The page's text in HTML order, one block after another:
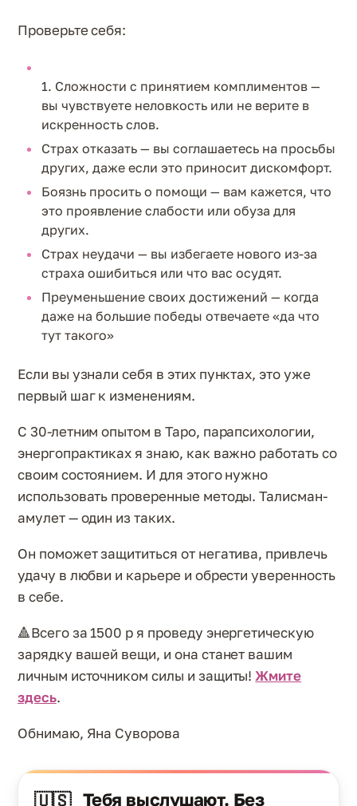
Проверьте себя:
1. Сложности с принятием комплиментов —
вы чувствуете неловкость или не верите в
искренность слов.
Страх отказать — вы соглашаетесь на просьбы
других, даже если это приносит дискомфорт.
Боязнь просить о помощи — вам кажется, что
это проявление слабости или обуза для
других.
Страх неудачи — вы избегаете нового из-за
страха ошибиться или что вас осудят.
Преуменьшение своих достижений — когда
даже на большие победы отвечаете «да что
тут такого»
Если вы узнали себя в этих пунктах, это уже
первый шаг к изменениям.
С 30-летним опытом в Таро, парапсихологии,
энергопрактиках я знаю, как важно работать со
своим состоянием. И для этого нужно
использовать проверенные методы. Талисман-
амулет — один из таких.
Он поможет защититься от негатива, привлечь
удачу в любви и карьере и обрести уверенность
в себе.
🔺Всего за 1500 р я проведу энергетическую
зарядку вашей вещи, и она станет вашим
личным источником силы и защиты!Жмите
здесь.
Обнимаю, Яна Суворова
🇺🇸 Тебя выслушают. Без